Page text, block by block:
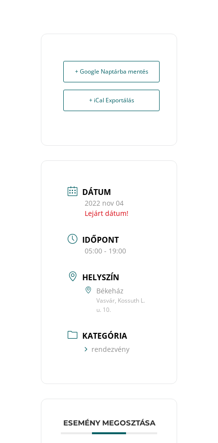
+ Google Naptárba mentés
+ iCal Exportálás
DÁTUM
2022 nov 04
Lejárt dátum!
IDŐPONT
05:00 - 19:00
HELYSZÍN
Békeház
Vasvár, Kossuth L.
u. 10.
KATEGÓRIA
rendezvény
ESEMÉNY MEGOSZTÁSA